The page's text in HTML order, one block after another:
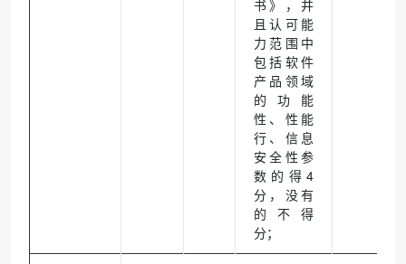
书》，并
且认可能
力范围中
包括软件
产品领域
的功能
性、性能
行、信息
安全性参
数的得4
分，没有
的不得
分；